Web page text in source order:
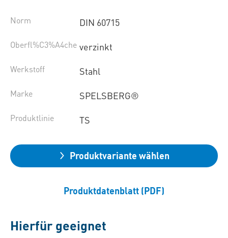
Norm DIN 60715
Oberfl%C3%A4che verzinkt
Werkstoff Stahl
Marke SPELSBERG®
Produktlinie TS
Produktvariante wählen
Produktdatenblatt (PDF)
Hierfür geeignet